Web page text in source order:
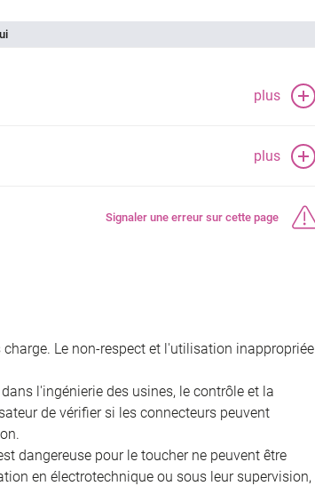
plus
plus
Signaler une erreur sur cette page
Le non-respect et l'utilisation inappropriée
l'ingénierie des usines, le contrôle et la
de vérifier si les connecteurs peuvent
dangereuse pour le toucher ne peuvent être
en électrotechnique ou sous leur supervision,